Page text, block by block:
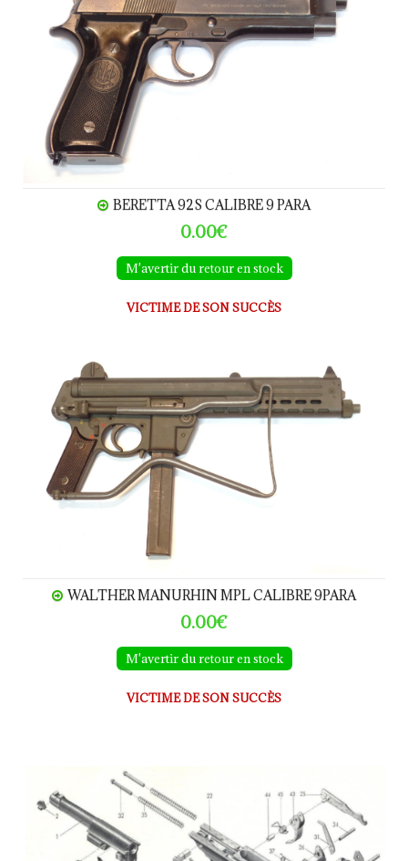
BERETTA 92S CALIBRE 9 PARA
0.00€
M'avertir du retour en stock
VICTIME DE SON SUCCÈS
WALTHER MANURHIN MPL calibre 9Para
WALTHER MANURHIN MPL CALIBRE 9PARA
0.00€
M'avertir du retour en stock
VICTIME DE SON SUCCÈS